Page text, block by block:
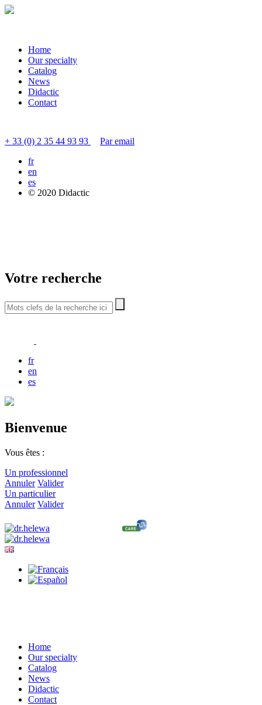
Home
Our specialty
Catalog
News
Didactic
Contact
+ 33 (0) 2 35 44 93 93
Par email
fr
en
es
© 2020 Didactic
Votre recherche
fr
en
es
Bienvenue
Vous êtes :
Un professionnel
Annuler Valider
Un particulier
Annuler Valider
Home
Our specialty
Catalog
News
Didactic
Contact